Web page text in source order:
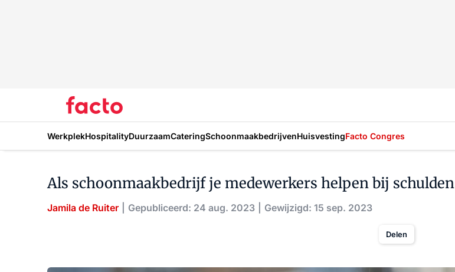
WerkplekHospitalityDuurzaamCateringSchoonmaakbedrijvenHuisvestingFacto Congres
Als schoonmaakbedrijf je medewerkers helpen bij schulden
Jamila de Ruiter Gepubliceerd: 24 aug. 2023 Gewijzigd: 15 sep. 2023
Delen